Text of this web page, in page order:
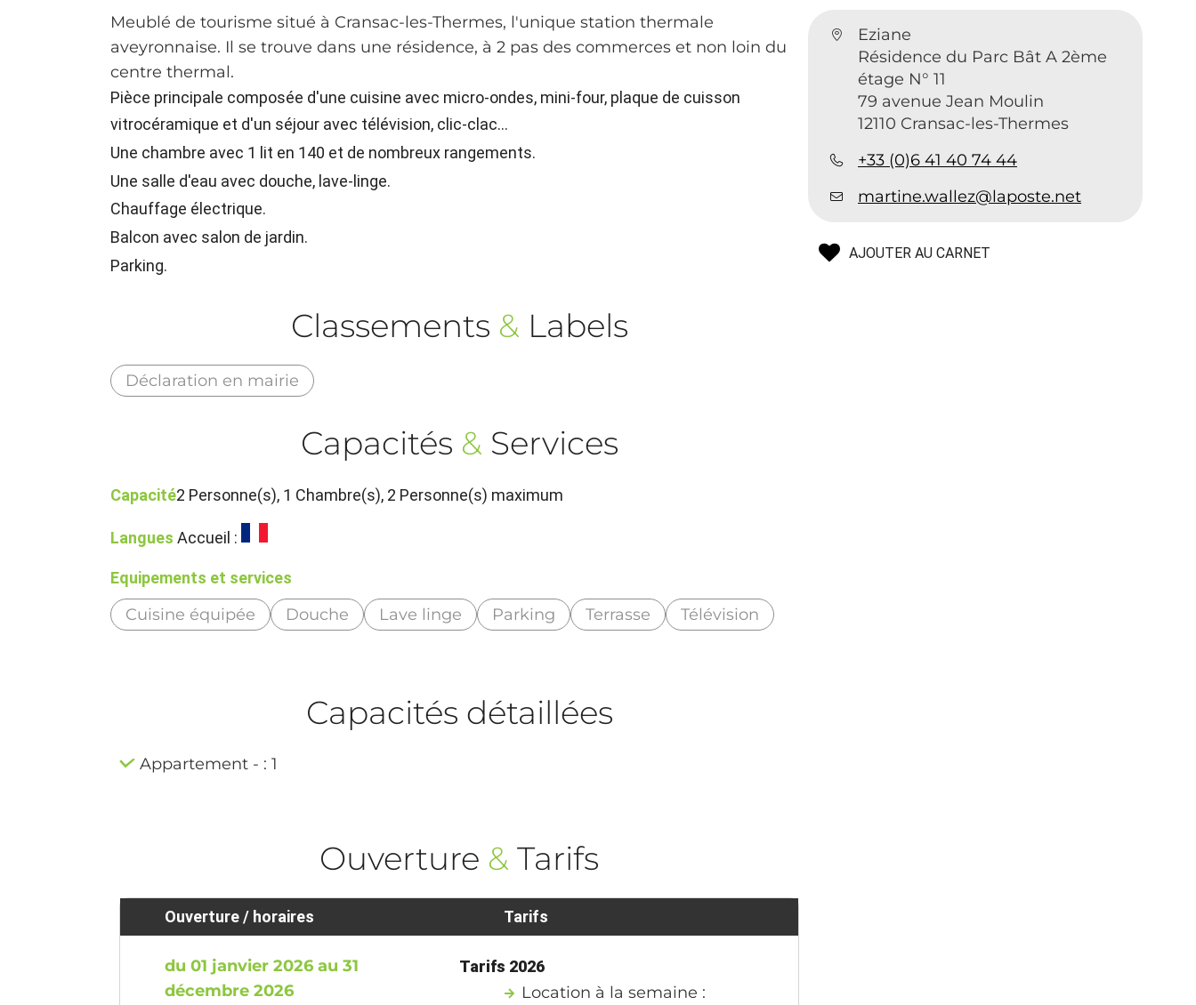
Eziane
Résidence du Parc Bât A 2ème
étage N° 11
79 avenue Jean Moulin
12110 Cransac-les-Thermes
+33 (0)6 41 40 74 44
martine.wallez@laposte.net
AJOUTER AU CARNET
Meublé de tourisme situé à Cransac-les-Thermes, l'unique station thermale
aveyronnaise. Il se trouve dans une résidence, à 2 pas des commerces et non loin du
centre thermal.
Pièce principale composée d'une cuisine avec micro-ondes, mini-four, plaque de cuisson
vitrocéramique et d'un séjour avec télévision, clic-clac...
Une chambre avec 1 lit en 140 et de nombreux rangements.
Une salle d'eau avec douche, lave-linge.
Chauffage électrique.
Balcon avec salon de jardin.
Parking.
Classements & Labels
Déclaration en mairie
Capacités & Services
Capacité2 Personne(s), 1 Chambre(s), 2 Personne(s) maximum
Langues Accueil :
Equipements et services
Cuisine équipée Douche Lave linge Parking Terrasse Télévision
Capacités détaillées
Appartement - : 1
Ouverture & Tarifs
Ouverture / horaires
du 01 janvier 2026 au 31
décembre 2026
Tarifs
Tarifs 2026
Location à la semaine :